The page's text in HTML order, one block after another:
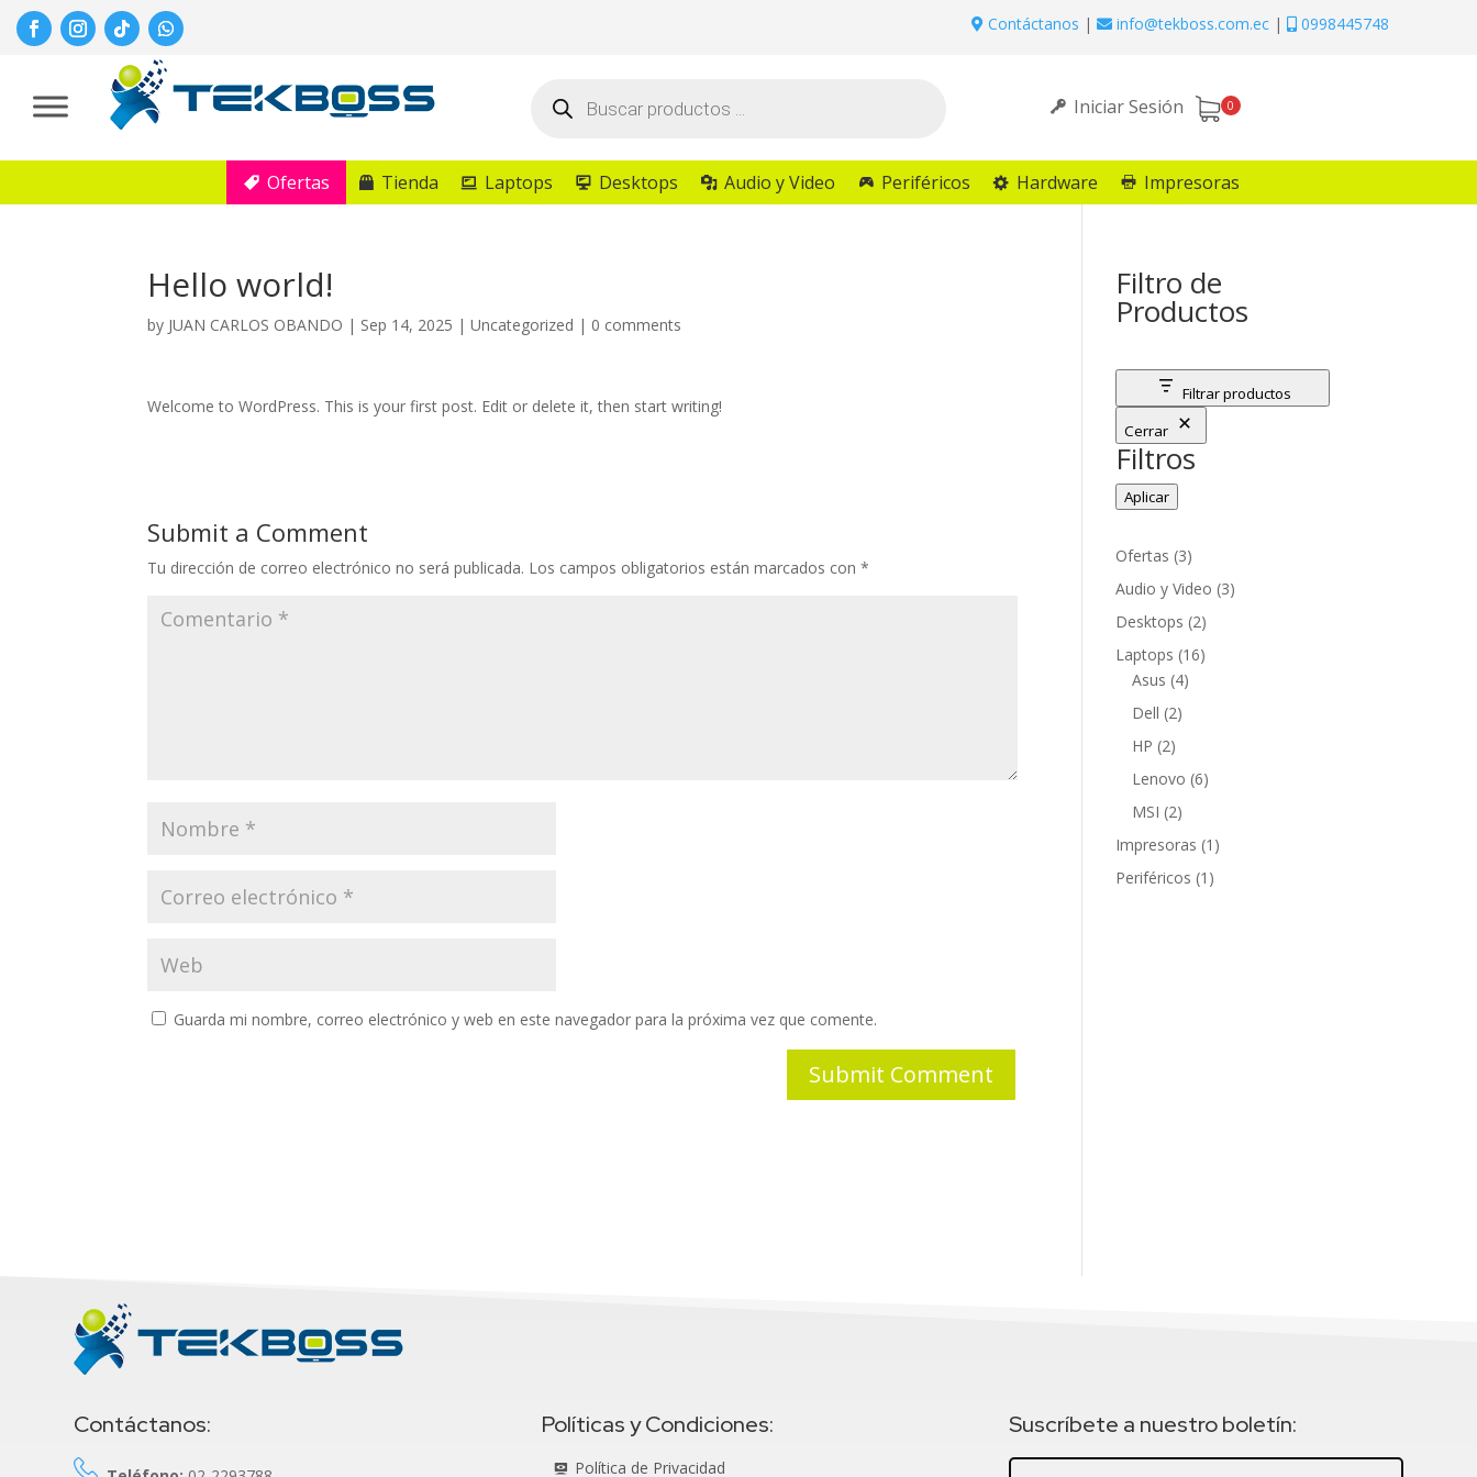
Contáctanos | info@tekboss.com.ec | 0998445748
productos Iniciar Sesión 0
Ofertas Tienda Laptops Desktops Audio y Video Periféricos Hardware Impresoras
Hello world!
by JUAN CARLOS OBANDO | Sep 14, 2025 |Uncategorized | 0 comments
Welcome to WordPress. This is your first post. Edit or delete it, then start writing!
Submit a Comment
Tu dirección de correo electrónico no será publicada. Los campos obligatorios están marcados con*
Guarda mi nombre, correo electrónico y web en este navegador para la próxima vez que comente.
Filtro de
Productos
Filtrar productos
Cerrar
Filtros
Aplicar
Ofertas 33
productos
Audio y Video 33
Desktops 22
productos
Laptops 1616
Asus 44
Dell 22
HP 22
productos
Lenovo 66
MSI 22
productos
Impresoras 1 1
Periféricos 1 1
Contáctanos: Políticas y Condiciones:
Política de Privacidad
Suscríbete a nuestro boletín: